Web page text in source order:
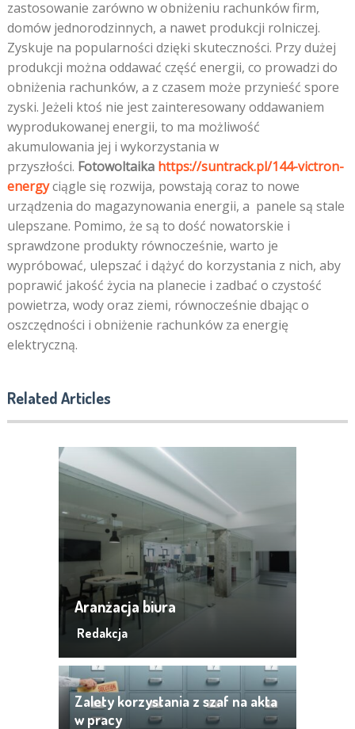
zastosowanie zarówno w obniżeniu rachunków firm,
domów jednorodzinnych, a nawet produkcji rolniczej.
Zyskuje na popularności dzięki skuteczności. Przy dużej
produkcji można oddawać część energii, co prowadzi do
obniżenia rachunków, a z czasem może przynieść spore
zyski. Jeżeli ktoś nie jest zainteresowany oddawaniem
wyprodukowanej energii, to ma możliwość
akumulowania jej i wykorzystania w
przyszłości. Fotowoltaika https://suntrack.pl/144-victron-
energyciągle się rozwija, powstają coraz to nowe
urządzenia do magazynowania energii, a panele są stale
ulepszane. Pomimo, że są to dość nowatorskie i
sprawdzone produkty równocześnie, warto je
wypróbować, ulepszać i dążyć do korzystania z nich, aby
poprawić jakość życia na planecie i zadbać o czystość
powietrza, wody oraz ziemi, równocześnie dbając o
oszczędności i obniżenie rachunków za energię
elektryczną.
Related Articles
Aranżacja biura
Redakcja
Zalety korzystania z szaf na akta
w pracy